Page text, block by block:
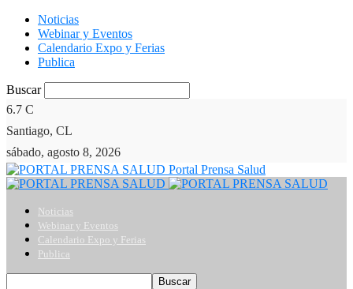
Noticias
Webinar y Eventos
Calendario Expo y Ferias
Publica
Buscar
6.7 C
Santiago, CL
sábado, agosto 8, 2026
Portal Prensa Salud
Noticias
Webinar y Eventos
Calendario Expo y Ferias
Publica